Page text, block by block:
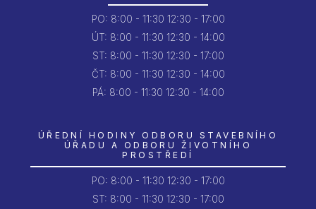
PO: 8:00 - 11:30 12:30 - 17:00
ÚT: 8:00 - 11:30 12:30 - 14:00
ST: 8:00 - 11:30 12:30 - 17:00
ČT: 8:00 - 11:30 12:30 - 14:00
PÁ: 8:00 - 11:30 12:30 - 14:00
ÚŘEDNÍ HODINY ODBORU STAVEBNÍHO
ÚŘADU A ODBORU ŽIVOTNÍHO
PROSTŘEDÍ
PO: 8:00 - 11:30 12:30 - 17:00
ST: 8:00 - 11:30 12:30 - 17:00